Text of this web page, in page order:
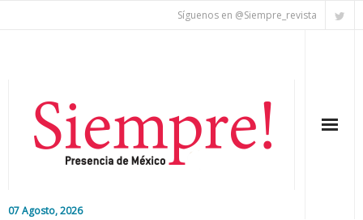
Síguenos en @Siempre_revista
07 Agosto, 2026